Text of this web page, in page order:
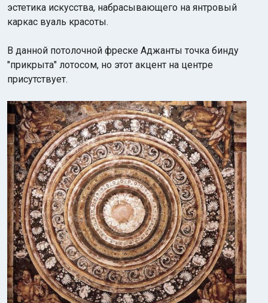
эстетика искусства, набрасывающего на янтровый
каркас вуаль красоты.
В данной потолочной фреске Аджанты точка бинду
"прикрыта" лотосом, но этот акцент на центре
присутствует.